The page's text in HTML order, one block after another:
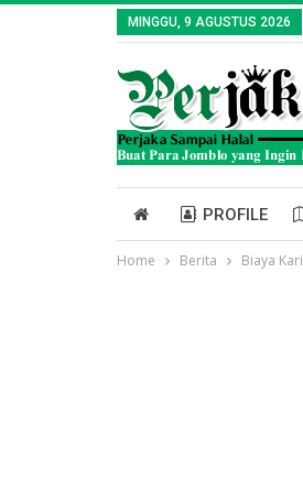
MINGGU, 9 AGUSTUS 2026
PROFILE
Home Berita Biaya